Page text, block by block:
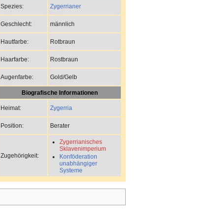
Spezies: Zygerrianer
Geschlecht: männlich
Hautfarbe: Rotbraun
Haarfarbe: Rostbraun
Augenfarbe: Gold/Gelb
Biografische Informationen
Heimat: Zygerria
Position: Berater
Zugehörigkeit:
Zygerrianisches
Sklavenimperium
Konföderation
unabhängiger
Systeme